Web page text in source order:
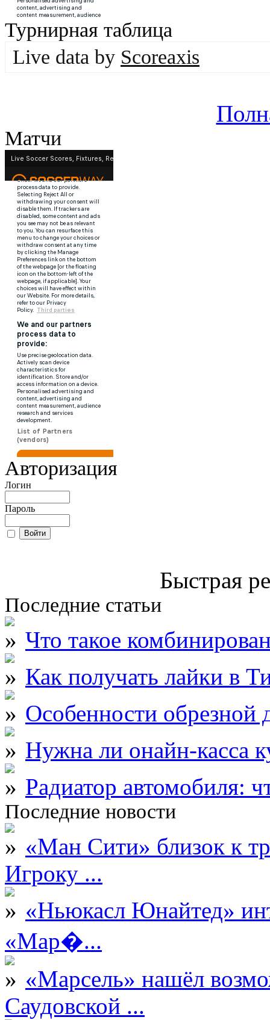
Турнирная таблица
Live data by Scoreaxis
Матчи
Авторизация
Логин
Пароль
Быстрая
Последние статьи
Что такое
Как получать лайки в
Особенности обрезной
Нужна ли онайн-касса
Радиатор автомобиля:
Последние новости
«Ман Сити» близок к
Игроку ...
«Ньюкасл Юнайтед»
«Мар�...
«Марсель» нашёл
Саудовской ...